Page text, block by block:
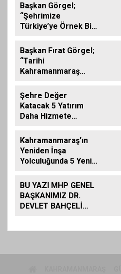
Başkan Görgel;
“Şehrimize
Türkiye’ye Örnek Bir
Kazandırdık”
Başkan Fırat Görgel;
“Tarihi
Kahramanmaraş
Çalışmalar
Tamamlanıyor”
Şehre Değer
Katacak 5 Yatırım
Daha Hizmete
Kahramanmaraş’ın
Yeniden İnşa
Yolculuğunda 5 Yeni
Açıldı
BU YAZI MHP GENEL
BAŞKANIMIZ DR.
DEVLET BAHÇELİ